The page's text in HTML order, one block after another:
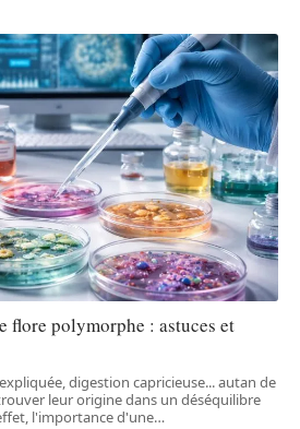
flore polymorphe : astuces et
digestion capricieuse... autan de
leur origine dans un déséquilibre
l'importance d'une…